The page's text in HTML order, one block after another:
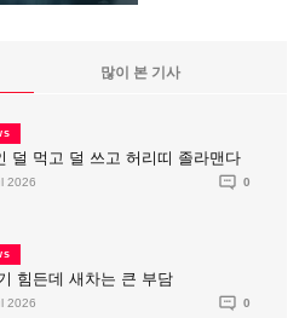
많이 본 기사
덜 먹고 덜 쓰고 허리띠 졸라맨다
2026 0
힘든데 새차는 큰 부담
2026 0